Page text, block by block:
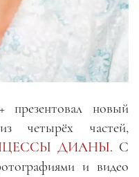
презентовал новый
четырёх частей,
ДИАНЫ. С
и видео